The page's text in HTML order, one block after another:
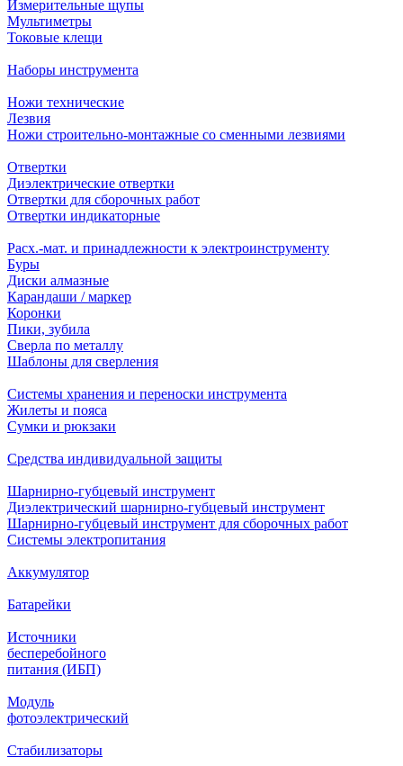
Измерительные щупы
Мультиметры
Токовые клещи
Наборы инструмента
Ножи технические
Лезвия
Ножи строительно-монтажные со сменными лезвиями
Отвертки
Диэлектрические отвертки
Отвертки для сборочных работ
Отвертки индикаторные
Расх.-мат. и принадлежности к электроинструменту
Буры
Диски алмазные
Карандаши / маркер
Коронки
Пики, зубила
Сверла по металлу
Шаблоны для сверления
Системы хранения и переноски инструмента
Жилеты и пояса
Сумки и рюкзаки
Средства индивидуальной защиты
Шарнирно-губцевый инструмент
Диэлектрический шарнирно-губцевый инструмент
Шарнирно-губцевый инструмент для сборочных работ
Системы электропитания
Аккумулятор
Батарейки
Источники
бесперебойного
питания (ИБП)
Модуль
фотоэлектрический
Стабилизаторы